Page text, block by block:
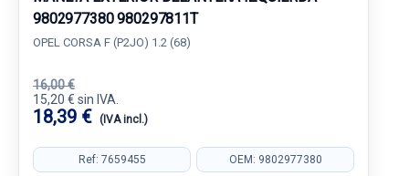
9802977380 980297811T
OPEL CORSA F (P2JO) 1.2 (68)
16,00 €
15,20 € sin IVA.
18,39 € (IVA incl.)
Ref: 7659455 OEM: 9802977380